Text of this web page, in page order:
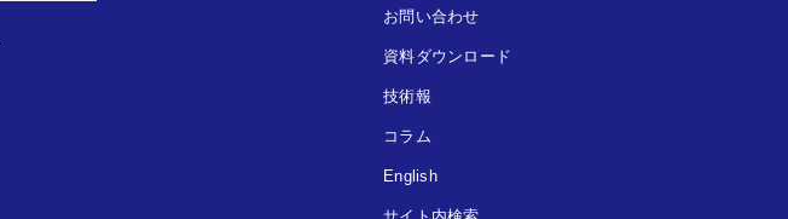
お問い合わせ
資料ダウンロード
技術報
コラム
English